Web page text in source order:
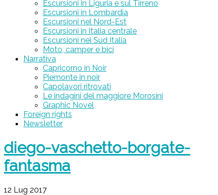
Escursioni in Liguria e sul Tirreno
Escursioni in Lombardia
Escursioni nel Nord-Est
Escursioni in Italia centrale
Escursioni nel Sud Italia
Moto, camper e bici
Narrativa
Capricorno in Noir
Piemonte in noir
Capolavori ritrovati
Le indagini del maggiore Morosini
Graphic Novel
Foreign rights
Newsletter
diego-vaschetto-borgate-
fantasma
12 Lug 2017